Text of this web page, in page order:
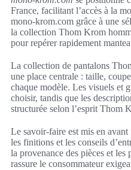
France, facilitant l’accès à la
mono-krom.com grâce à une
la collection Thom Krom
pour repérer rapidement
La collection de pantalons
une place centrale : taille,
chaque modèle. Les visuels et
choisir, tandis que les
structurée selon l’esprit Thom
Le savoir‑faire est mis en
les finitions et les conseils
la provenance des pièces et
rassure le consommateur